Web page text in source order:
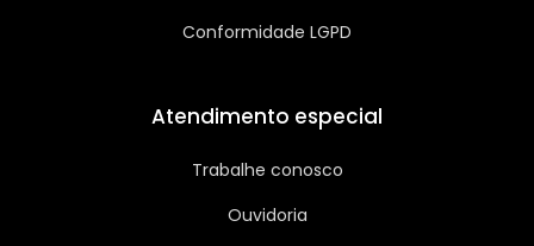
Conformidade LGPD
Atendimento especial
Trabalhe conosco
Ouvidoria